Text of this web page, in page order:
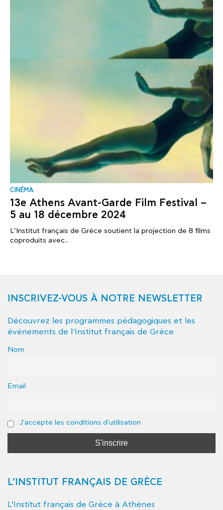
CINÉMA
13e Athens Avant-Garde Film Festival –
5 au 18 décembre 2024
L’Institut français de Grèce soutient la projection de 8 films
coproduits avec..
INSCRIVEZ-VOUS À NOTRE NEWSLETTER
Découvrez les programmes pédagogiques et les
événements de l'Institut français de Grèce
Nom
Email
J'accepte les conditions d'utilisation
L’INSTITUT FRANÇAIS DE GRÈCE
L’Institut français de Grèce à Athènes